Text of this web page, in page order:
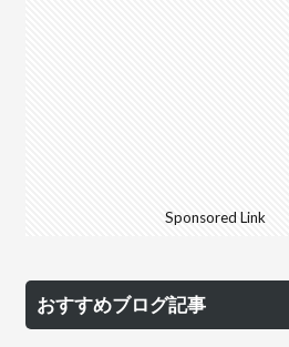
Sponsored Link
おすすめブログ記事